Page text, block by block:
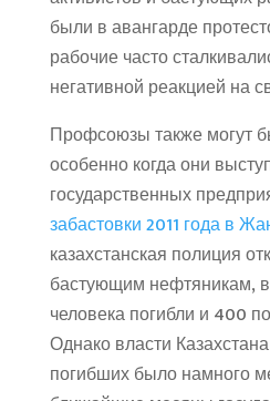
были в авангарде
рабочие часто
негативной реакцией на
Профсоюзы также могут
особенно когда они
государственных
забастовки 2011 года в
казахстанская полиция
бастующим нефтяникам, в
человека погибли и 400
Однако власти
погибших было намного